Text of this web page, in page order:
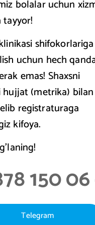
bolalar uchun
tayyor!
shifokorlariga
uchun hech
emas! Shaxsni
(metrika) bilan
registraturaga
kifoya.
150
Telegram